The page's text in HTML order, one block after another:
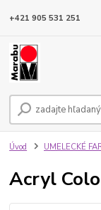
+421 905 531 251
Úvod UMELECKÉ
Acryl